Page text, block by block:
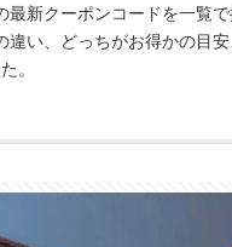
最新クーポンコードを一覧
違い、どっちがお得かの目
。